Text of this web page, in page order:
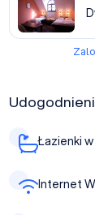
Łazienki
Internet